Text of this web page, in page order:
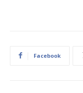
Facebook